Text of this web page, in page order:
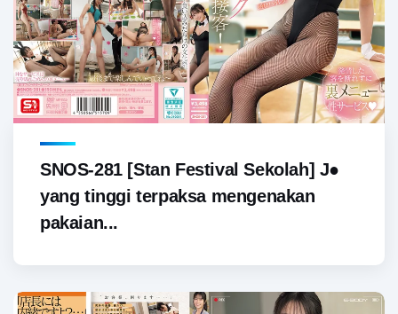
SNOS-281 [Stan Festival Sekolah] J●
yang tinggi terpaksa mengenakan
pakaian...